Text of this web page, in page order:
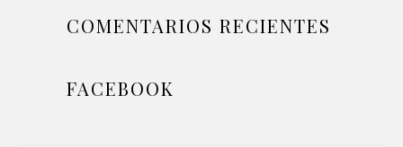
COMENTARIOS RECIENTES
FACEBOOK